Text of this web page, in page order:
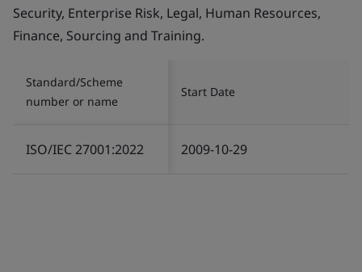
Security, Enterprise Risk, Legal, Human Resources,
Finance, Sourcing and Training.
Standard/Scheme
number or name
Start Date
ISO/IEC 27001:2022 2009-10-29